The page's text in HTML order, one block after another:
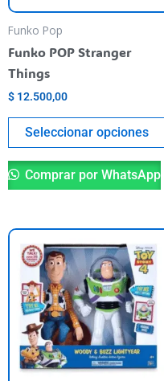
Funko Pop
Funko POP Stranger
Things
$ 12.500,00
Seleccionar opciones
Comprar por WhatsApp